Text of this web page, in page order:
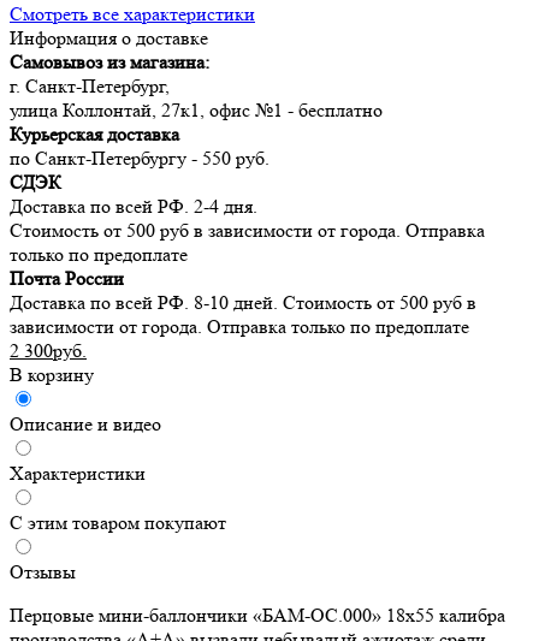
Смотреть все характеристики
Информация о доставке
Самовывоз из магазина:
г. Санкт-Петербург,
улица Коллонтай, 27к1, офис №1 - бесплатно
Курьерская доставка
по Санкт-Петербургу - 550 руб.
СДЭК
Доставка по всей РФ. 2-4 дня.
Стоимость от 500 руб в зависимости от города. Отправка
только по предоплате
Почта России
Доставка по всей РФ. 8-10 дней. Стоимость от 500 руб в
зависимости от города. Отправка только по предоплате
2 300руб.
В корзину
Описание и видео
Характеристики
С этим товаром покупают
Отзывы
Перцовые мини-баллончики «БАМ-ОС.000» 18х55 калибра